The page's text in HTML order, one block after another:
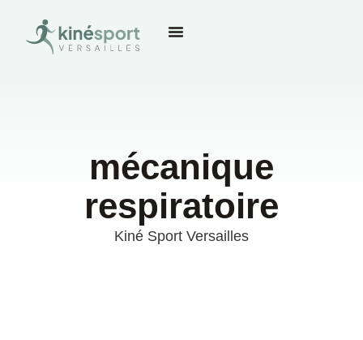
mécanique
respiratoire
Kiné Sport Versailles